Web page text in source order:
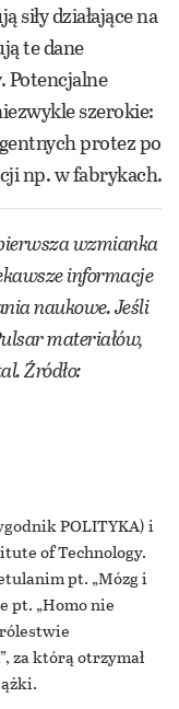
siły działające na
te dane
Potencjalne
szerokie:
protez po
np. w fabrykach.
wzmianka
informacje
naukowe. Jeśli
materiałów,
Źródło:
POLITYKA) i
of Technology.
pt. „Mózg i
pt. „Homo nie
za którą otrzymał